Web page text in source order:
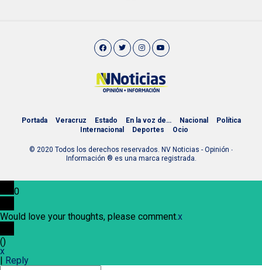
Portada Veracruz Estado En la voz de… Nacional
Política
Internacional
Deportes Ocio
© 2020 Todos los derechos reservados. NV Noticias - Opinión ∙
Información ® es una marca registrada.
0
Would love your thoughts, please comment.x
()
x
| Reply